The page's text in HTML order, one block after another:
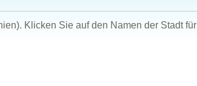
Klicken Sie auf den Namen der Stadt für